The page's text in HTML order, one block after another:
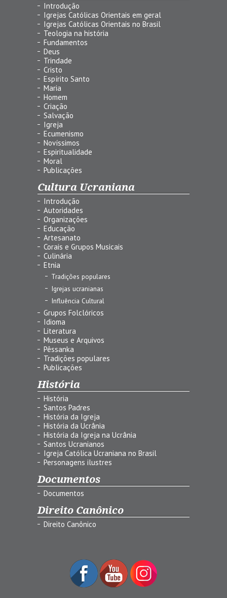
Introdução
Igrejas Católicas Orientais em geral
Igrejas Católicas Orientais no Brasil
Teologia na história
Fundamentos
Deus
Trindade
Cristo
Espírito Santo
Maria
Homem
Criação
Salvação
Igreja
Ecumenismo
Novíssimos
Espiritualidade
Moral
Publicações
Cultura Ucraniana
Introdução
Autoridades
Organizações
Educação
Artesanato
Corais e Grupos Musicais
Culinária
Etnia
Tradições populares
Igrejas ucranianas
Influência Cultural
Grupos Folclóricos
Idioma
Literatura
Museus e Arquivos
Pêssanka
Tradições populares
Publicações
História
História
Santos Padres
História da Igreja
História da Ucrânia
História da Igreja na Ucrânia
Santos Ucranianos
Igreja Católica Ucraniana no Brasil
Personagens ilustres
Documentos
Documentos
Direito Canônico
Direito Canônico